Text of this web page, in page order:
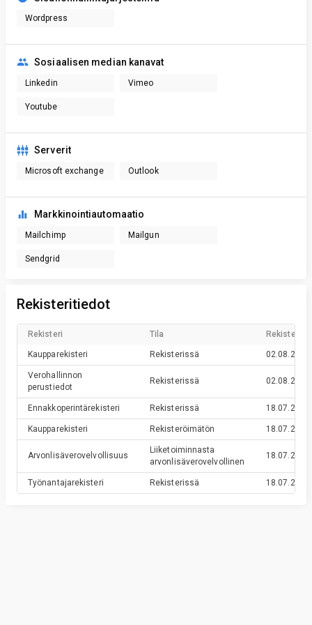
Wordpress
Sosiaalisen median kanavat
Linkedin Vimeo
Youtube
Serverit
Microsoft exchange Outlook
Markkinointiautomaatio
Mailchimp Mailgun
Sendgrid
Rekisteritiedot
Rekisteri Tila
Kaupparekisteri Rekisterissä 02.08.2013
Verohallinnon
perustiedot
Rekisterissä 02.08.2013
Ennakkoperintärekisteri Rekisterissä 18.07.2013
Kaupparekisteri Rekisteröimätön 18.07.2013
Arvonlisäverovelvollisuus
Liiketoiminnasta
arvonlisäverovelvollinen
18.07.2013
Työnantajarekisteri Rekisterissä 18.07.2013